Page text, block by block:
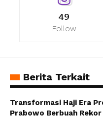
49
Follow
Berita Terkait
Transformasi Haji Era
Prabowo Berbuah Rekor